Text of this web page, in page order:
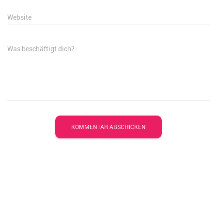
Website
Was beschäftigt dich?